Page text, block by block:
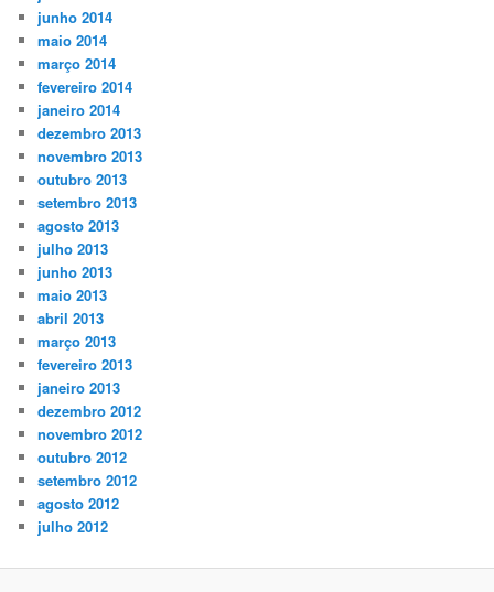
junho 2014
maio 2014
março 2014
fevereiro 2014
janeiro 2014
dezembro 2013
novembro 2013
outubro 2013
setembro 2013
agosto 2013
julho 2013
junho 2013
maio 2013
abril 2013
março 2013
fevereiro 2013
janeiro 2013
dezembro 2012
novembro 2012
outubro 2012
setembro 2012
agosto 2012
julho 2012